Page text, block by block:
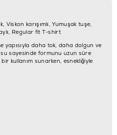
Viskon karışımlı, Yumuşak tuşe,
Regular fit T-shirt
yapısıyla daha tok, daha dolgun ve
sayesinde formunu uzun süre
kullanım sunarken, esnekliğiyle